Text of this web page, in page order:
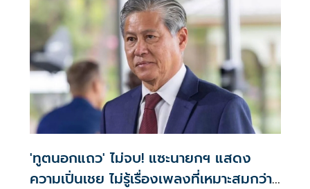
หวานชื่น
'ทูตนอกแถว' ไม่จบ! แซะนายกฯ แสดง
ความเปิ่นเชย ไม่รู้เรื่องเพลงที่เหมาะสมกว่า